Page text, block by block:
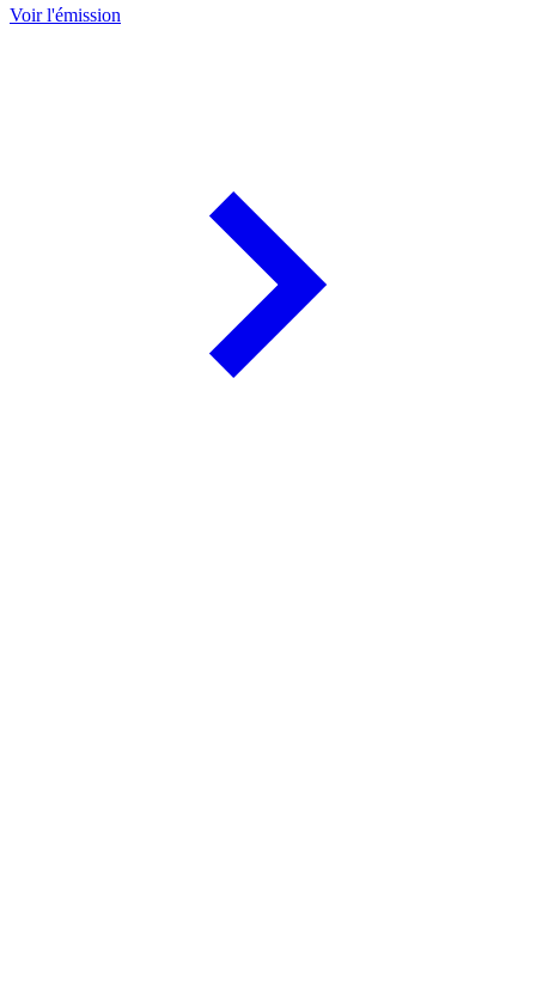
Voir l'émission